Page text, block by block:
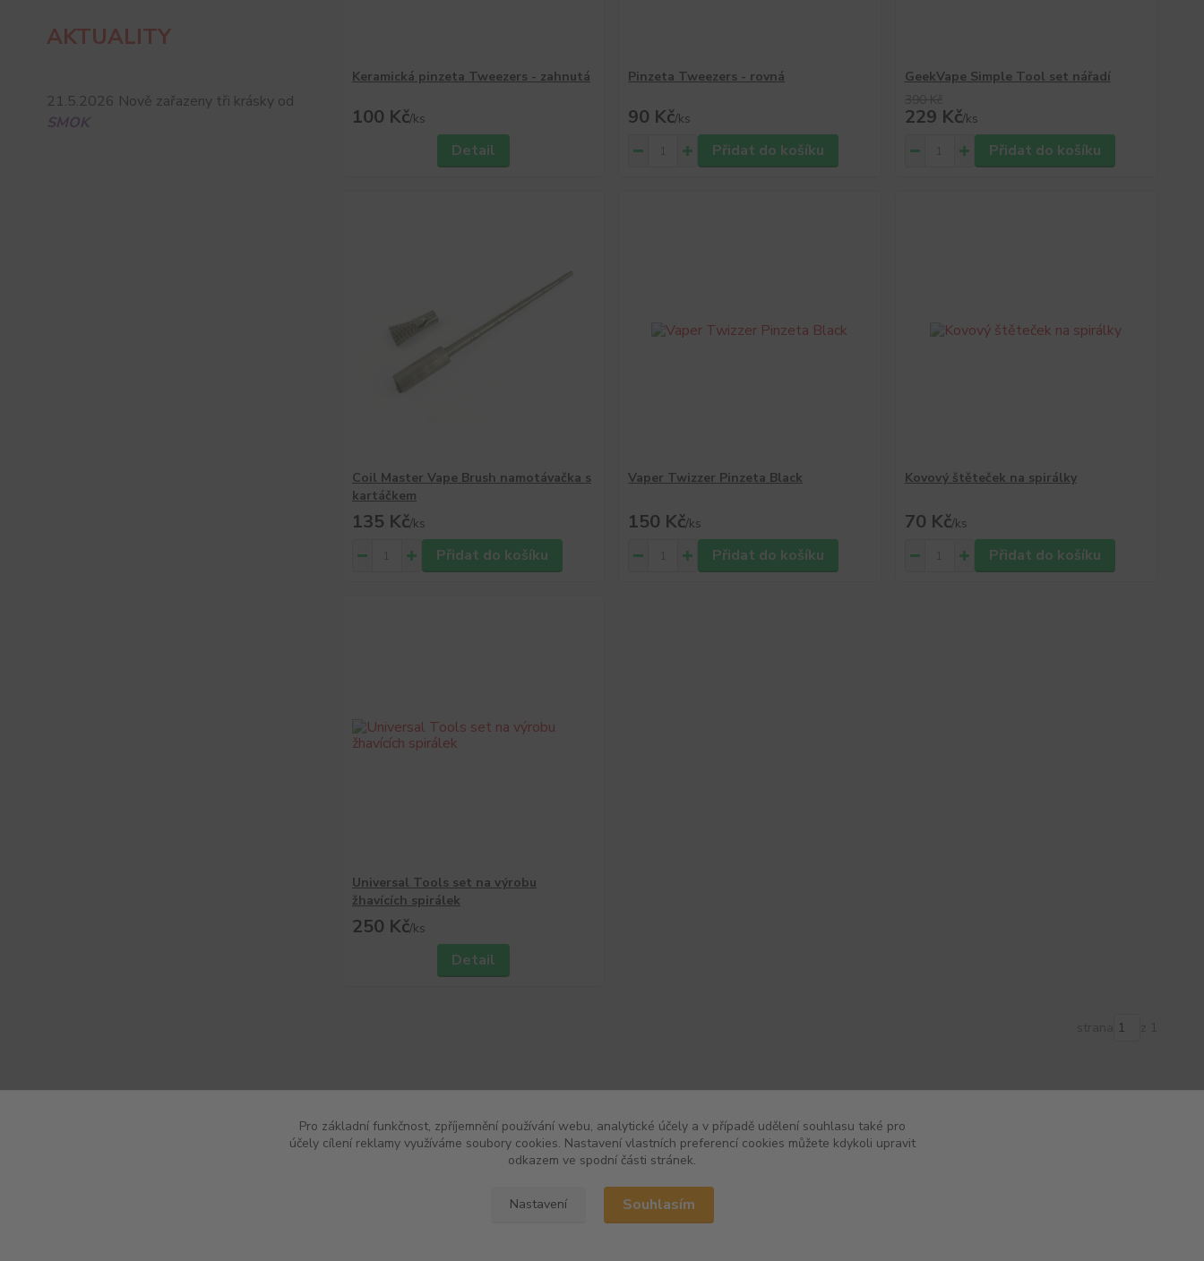
AKTUALITY
21.5.2026 Nově zařazeny tři krásky od
SMOK
Keramická pinzeta Tweezers - zahnutá
100 Kč/ks
Detail
Pinzeta Tweezers - rovná
90 Kč/ks
Přidat do košíku
GeekVape Simple Tool set nářadí
229 Kč/ks
Přidat do košíku
Coil Master Vape Brush namotávačka s
kartáčkem
135 Kč/ks
Přidat do košíku
Vaper Twizzer Pinzeta Black
150 Kč/ks
Přidat do košíku
Kovový štěteček na spirálky
70 Kč/ks
Přidat do košíku
Universal Tools set na výrobu
žhavících spirálek
250 Kč/ks
Detail
Pro základní funkčnost, zpříjemnění používání webu, analytické účely a v případě udělení souhlasu také pro
účely cílení reklamy využíváme soubory cookies. Nastavení vlastních preferencí cookies můžete kdykoli upravit
odkazem ve spodní části stránek.
Nastavení Souhlasím